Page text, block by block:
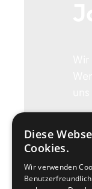
Diese
Cookies.
Wir verwenden